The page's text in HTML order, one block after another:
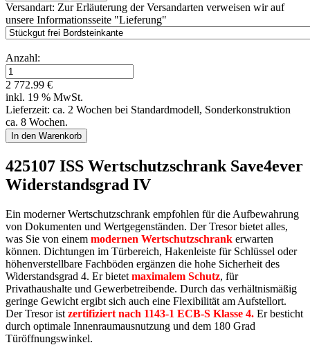
Versandart: Zur Erläuterung der Versandarten verweisen wir auf
unsere Informationsseite "Lieferung"
Anzahl:
2 772.99 €
inkl. 19 % MwSt.
Lieferzeit: ca. 2 Wochen bei Standardmodell, Sonderkonstruktion
ca. 8 Wochen.
425107 ISS Wertschutzschrank Save4ever
Widerstandsgrad IV
Ein moderner Wertschutzschrank empfohlen für die Aufbewahrung
von Dokumenten und Wertgegenständen. Der Tresor bietet alles,
was Sie von einem modernen Wertschutzschrank erwarten
können. Dichtungen im Türbereich, Hakenleiste für Schlüssel oder
höhenverstellbare Fachböden ergänzen die hohe Sicherheit des
Widerstandsgrad 4. Er bietet maximalem Schutz, für
Privathaushalte und Gewerbetreibende. Durch das verhältnismäßig
geringe Gewicht ergibt sich auch eine Flexibilität am Aufstellort.
Der Tresor ist zertifiziert nach 1143-1 ECB-S Klasse 4. Er besticht
durch optimale Innenraumausnutzung und dem 180 Grad
Türöffnungswinkel.